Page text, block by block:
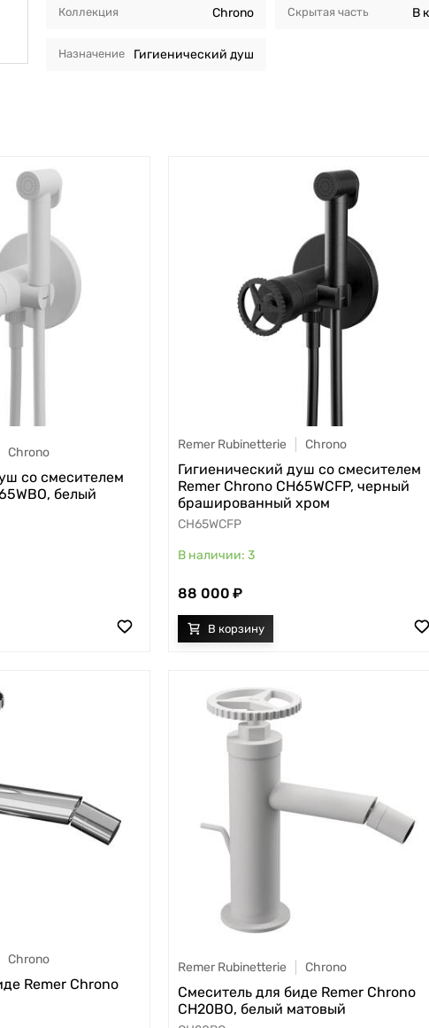
Коллекция Chrono
Назначение Гигиенический душ
Скрытая часть В
Chrono
со смесителем
белый
Remer Rubinetterie Chrono
Гигиенический душ со смесителем
Remer Chrono CH65WCFP, черный
брашированный хром
CH65WCFP
3
88 000
Chrono
Remer Chrono
Remer Rubinetterie Chrono
Смеситель для биде Remer Chrono
CH20BO, белый матовый